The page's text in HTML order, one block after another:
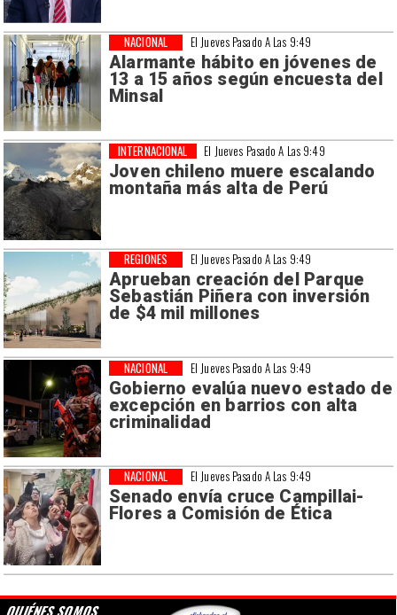
El Jueves Pasado A Las 9:49
Alarmante hábito en jóvenes de
13 a 15 años según encuesta del
Minsal
NACIONAL
El Jueves Pasado A Las 9:49
Joven chileno muere escalando
montaña más alta de Perú
INTERNACIONAL
El Jueves Pasado A Las 9:49
Aprueban creación del Parque
Sebastián Piñera con inversión
de $4 mil millones
REGIONES
El Jueves Pasado A Las 9:49
Gobierno evalúa nuevo estado de
excepción en barrios con alta
criminalidad
NACIONAL
El Jueves Pasado A Las 9:49
Senado envía cruce Campillai-
Flores a Comisión de Ética
NACIONAL
QUIÉNES SOMOS